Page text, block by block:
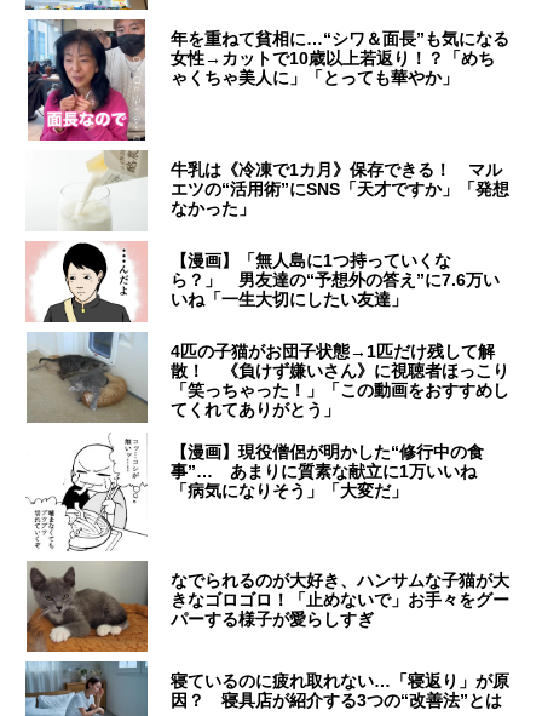
年を重ねて貧相に…“シワ＆面長”も気になる
女性→カットで10歳以上若返り！？「めち
ゃくちゃ美人に」「とっても華やか」
牛乳は《冷凍で1カ月》保存できる！ マル
エツの“活用術”にSNS「天才ですか」「発想
なかった」
【漫画】「無人島に1つ持っていくな
ら？」 男友達の“予想外の答え”に7.6万い
いね「一生大切にしたい友達」
4匹の子猫がお団子状態→1匹だけ残して解
散！ 《負けず嫌いさん》に視聴者ほっこり
「笑っちゃった！」「この動画をおすすめし
てくれてありがとう」
【漫画】現役僧侶が明かした“修行中の食
事”… あまりに質素な献立に1万いいね
「病気になりそう」「大変だ」
なでられるのが大好き、ハンサムな子猫が大
きなゴロゴロ！「止めないで」お手々をグー
パーする様子が愛らしすぎ
寝ているのに疲れ取れない…「寝返り」が原
因？ 寝具店が紹介する3つの“改善法”とは